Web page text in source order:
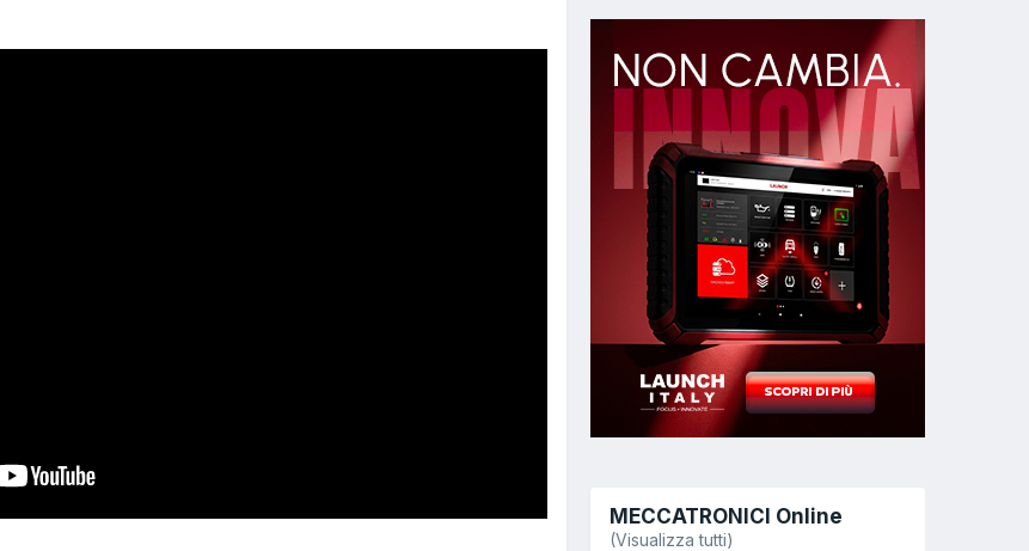
MECCATRONICI Online
(Visualizza tutti)